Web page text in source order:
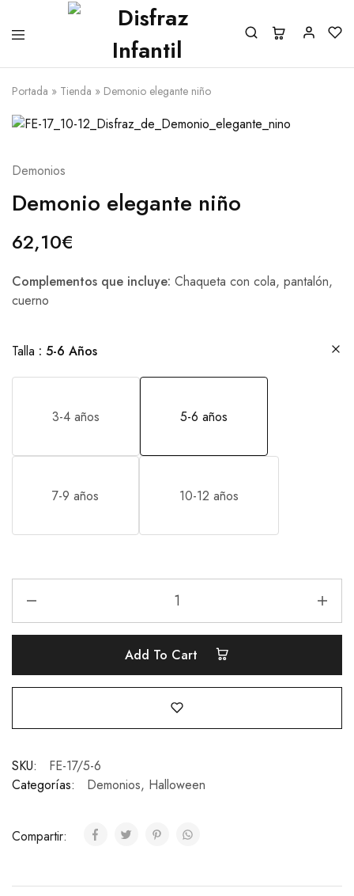
Portada » Tienda » Demonio elegante niño
Demonios
Demonio elegante niño
62,10€
Complementos que incluye: Chaqueta con cola, pantalón,
cuerno
Talla 5-6 Años
3-4 años 5-6 años
7-9 años 10-12 años
Add To Cart
SKU:
FE-17/5-6
Categorías:
Demonios, Halloween
Compartir: